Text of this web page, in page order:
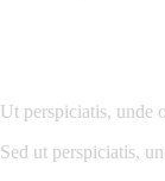
Ut perspiciatis, unde
Sed ut perspiciatis,